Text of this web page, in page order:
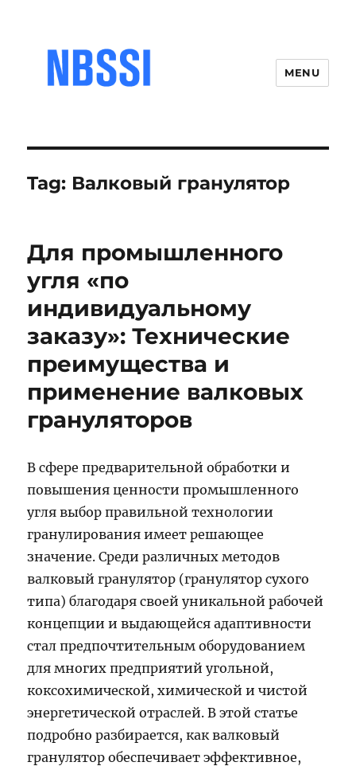
MENU
Tag: Валковый гранулятор
Для промышленного
угля «по
индивидуальному
заказу»: Технические
преимущества и
применение валковых
грануляторов
В сфере предварительной обработки и
повышения ценности промышленного
угля выбор правильной технологии
гранулирования имеет решающее
значение. Среди различных методов
валковый гранулятор (гранулятор сухого
типа) благодаря своей уникальной рабочей
концепции и выдающейся адаптивности
стал предпочтительным оборудованием
для многих предприятий угольной,
коксохимической, химической и чистой
энергетической отраслей. В этой статье
подробно разбирается, как валковый
гранулятор обеспечивает эффективное,